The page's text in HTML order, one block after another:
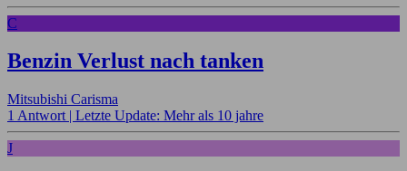
C
Benzin Verlust nach tanken
Mitsubishi Carisma
1 Antwort | Letzte Update: Mehr als 10 jahre
J